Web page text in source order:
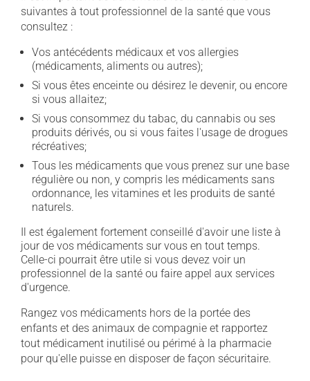
suivantes à tout professionnel de la santé que vous
consultez :
Vos antécédents médicaux et vos allergies
(médicaments, aliments ou autres);
Si vous êtes enceinte ou désirez le devenir, ou encore
si vous allaitez;
Si vous consommez du tabac, du cannabis ou ses
produits dérivés, ou si vous faites l'usage de drogues
récréatives;
Tous les médicaments que vous prenez sur une base
régulière ou non, y compris les médicaments sans
ordonnance, les vitamines et les produits de santé
naturels.
Il est également fortement conseillé d'avoir une liste à
jour de vos médicaments sur vous en tout temps.
Celle-ci pourrait être utile si vous devez voir un
professionnel de la santé ou faire appel aux services
d'urgence.
Rangez vos médicaments hors de la portée des
enfants et des animaux de compagnie et rapportez
tout médicament inutilisé ou périmé à la pharmacie
pour qu'elle puisse en disposer de façon sécuritaire.